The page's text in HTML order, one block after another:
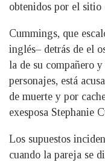
obtenidos por el sitio
Cummings, que
inglés– detrás de el
la de su compañero
personajes, está
de muerte y por
exesposa Stephanie
Los supuestos
cuando la pareja se